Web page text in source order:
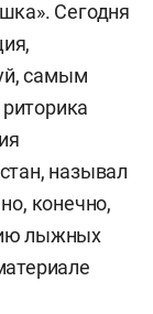
Сегодня
самым
называл
конечно,
лыжных